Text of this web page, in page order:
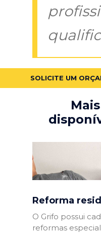
SOLICITE UM
Reforma
O Grifo possui
reformas